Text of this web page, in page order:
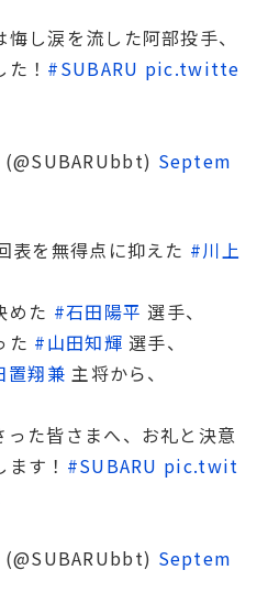
し涙を流した阿部投手、
！ #SUBARU pic.twitte
Septem
表を無得点に抑えた #川上
めた #石田陽平 選手、
た #山田知輝 選手、
置翔兼 主将から、
た皆さまへ、お礼と決意
す！ #SUBARU pic.twit
Septem